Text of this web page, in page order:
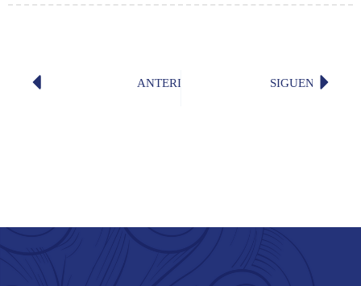
ANTERIOR «El bar» (Manuel Federico Ponce)
SIGUENTEVideo: